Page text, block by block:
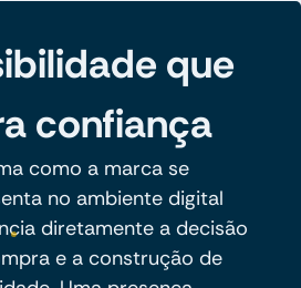
que
confiança
como a marca se
no ambiente digital
diretamente a decisão
e a construção de